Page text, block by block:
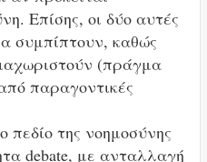
Επίσης, οι δύο αυτές
συμπίπτουν, καθώς
(πράγμα
παραγοντικές
της νοημοσύνης
debate, με ανταλλαγή